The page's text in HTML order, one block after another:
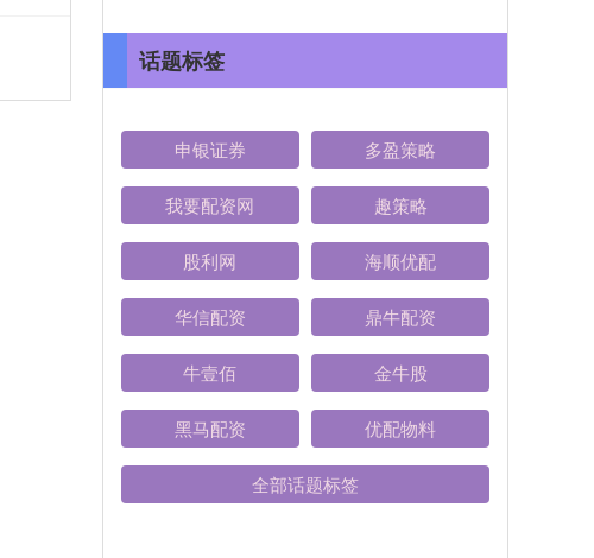
话题标签
申银证券 多盈策略
我要配资网 趣策略
股利网 海顺优配
华信配资 鼎牛配资
牛壹佰 金牛股
黑马配资 优配物料
全部话题标签